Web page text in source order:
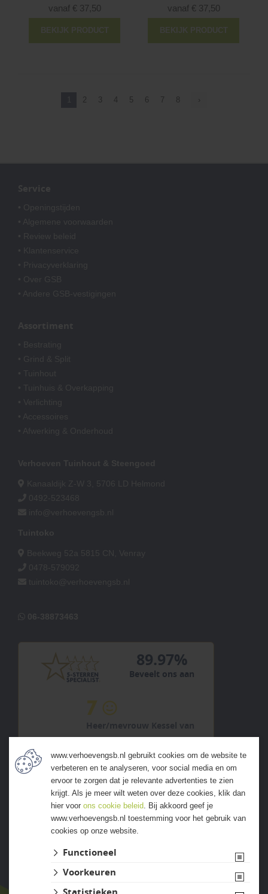
vanaf € 37,50
BEKIJK PRODUCT
vanaf € 37,50
BEKIJK PRODUCT
2 3 4 5 6 7 8
89.97%
Beveelt ons aan
"Goede materialen en ruime
keuze"
previous next
www.verhoevengsb.nl gebruikt cookies om de website te
verbeteren en te analyseren, voor social media en om
ervoor te zorgen dat je relevante advertenties te zien
krijgt. Als je meer wilt weten over deze cookies, klik dan
hier voor ons cookie beleid. Bij akkoord geef je
www.verhoevengsb.nl toestemming voor het gebruik van
cookies op onze website.
Functioneel
Voorkeuren